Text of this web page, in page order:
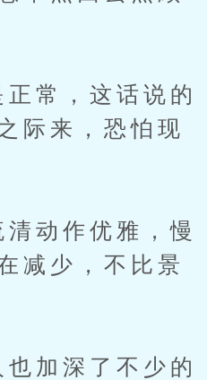
常，这话说的
际来，恐怕现
动作优雅，慢
减少，不比景
加深了不少的